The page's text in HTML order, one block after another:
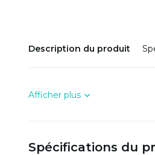
Description du produit
Afficher plus
Spécifications du